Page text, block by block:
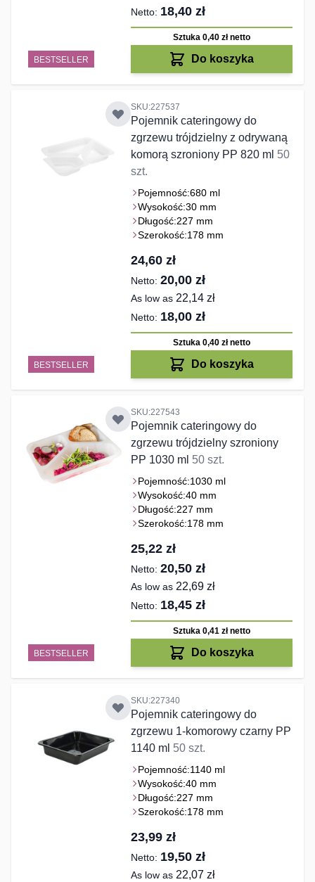
BESTSELLER
18,40 zł
Sztuka 0,40 złnetto
Do koszyka
BESTSELLER
SKU:227537
Pojemnik cateringowy do
zgrzewu trójdzielny z odrywaną
komorą szroniony PP 820 ml 50
szt.
Pojemność:680 ml
Wysokość:30 mm
Długość:227 mm
Szerokość:178 mm
24,60 zł
20,00 zł
As low as 22,14 zł
18,00 zł
Sztuka 0,40 złnetto
Do koszyka
BESTSELLER
SKU:227543
Pojemnik cateringowy do
zgrzewu trójdzielny szroniony
PP 1030 ml 50 szt.
Pojemność:1030 ml
Wysokość:40 mm
Długość:227 mm
Szerokość:178 mm
25,22 zł
20,50 zł
As low as 22,69 zł
18,45 zł
Sztuka 0,41 złnetto
Do koszyka
SKU:227340
Pojemnik cateringowy do
zgrzewu 1-komorowy czarny PP
1140 ml 50 szt.
Pojemność:1140 ml
Wysokość:40 mm
Długość:227 mm
Szerokość:178 mm
23,99 zł
19,50 zł
As low as 22,07 zł